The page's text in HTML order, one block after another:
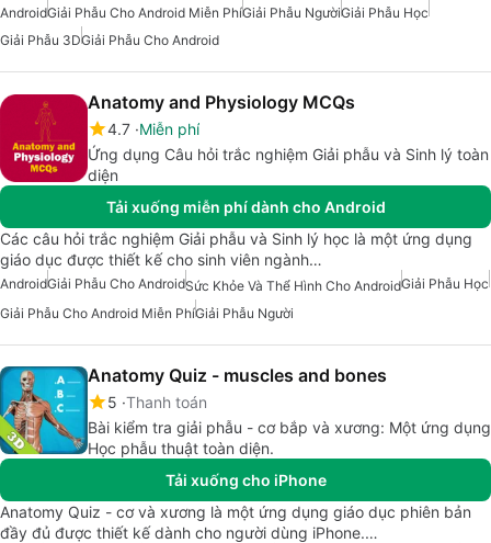
AndroidGiải Phẫu Cho Android Miễn PhíGiải Phẫu NgườiGiải Phẫu Học
Giải Phẫu 3DGiải Phẫu Cho Android
Anatomy and Physiology MCQs
4.7 Miễn phí
Ứng dụng Câu hỏi trắc nghiệm Giải phẫu và Sinh lý toàn
diện
Tải xuống miễn phí dành cho Android
Các câu hỏi trắc nghiệm Giải phẫu và Sinh lý học là một ứng dụng
giáo dục được thiết kế cho sinh viên ngành…
AndroidGiải Phẫu Cho AndroidSức Khỏe Và Thể Hình Cho AndroidGiải Phẫu Học
Giải Phẫu Cho Android Miễn PhíGiải Phẫu Người
Anatomy Quiz - muscles and bones
5 Thanh toán
Bài kiểm tra giải phẫu - cơ bắp và xương: Một ứng dụng
Học phẫu thuật toàn diện.
Tải xuống cho iPhone
Anatomy Quiz - cơ và xương là một ứng dụng giáo dục phiên bản
đầy đủ được thiết kế dành cho người dùng iPhone.…